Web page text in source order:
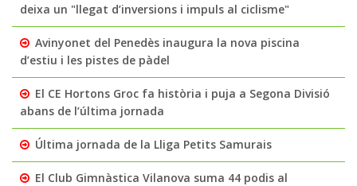
deixa un "llegat d’inversions i impuls al ciclisme"
Avinyonet del Penedès inaugura la nova piscina
d’estiu i les pistes de pàdel
El CE Hortons Groc fa història i puja a Segona Divisió
abans de l’última jornada
Última jornada de la Lliga Petits Samurais
El Club Gimnàstica Vilanova suma 44 podis al